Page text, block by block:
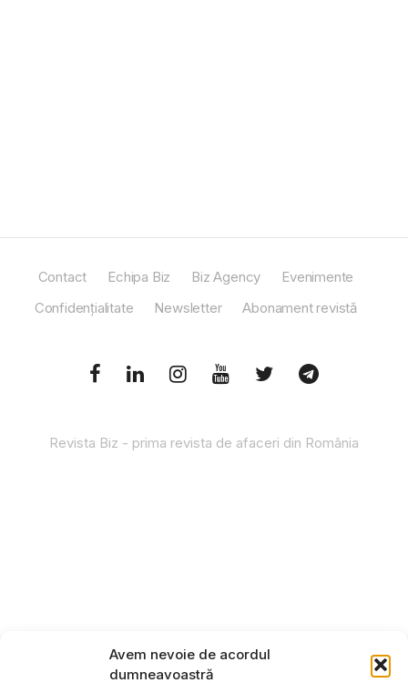
Avem nevoie de acordul
dumneavoastră
Contact Echipa Biz Biz Agency
Evenimente
Confidențialitate
Newsletter Abonament revistă
Revista Biz - prima revista de afaceri din România